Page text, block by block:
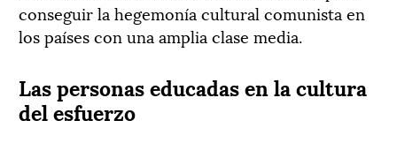
conseguir la hegemonía cultural comunista en
los países con una amplia clase media.
Las personas educadas en la cultura
del esfuerzo